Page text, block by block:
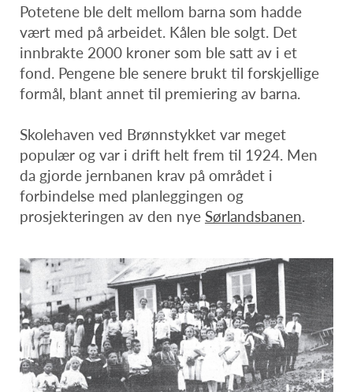
Potetene ble delt mellom barna som hadde
vært med på arbeidet. Kålen ble solgt. Det
innbrakte 2000 kroner som ble satt av i et
fond. Pengene ble senere brukt til forskjellige
formål, blant annet til premiering av barna.
Skolehaven ved Brønnstykket var meget
populær og var i drift helt frem til 1924. Men
da gjorde jernbanen krav på området i
forbindelse med planleggingen og
prosjekteringen av den nyeSørlandsbanen.